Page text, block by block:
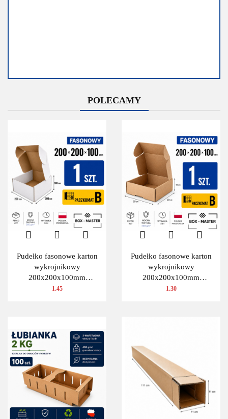
Średnia
Do końca promocji
pozostało
promocji
pozostało
POLECAMY
Pudełko fasonowe karton
wykrojnikowy
200x200x100mm
(wymiary wewnętrzne) 1
1.45
Pudełko fasonowe karton
wykrojnikowy
200x200x100mm
(wymiary wewnętrzne) 1
1.30